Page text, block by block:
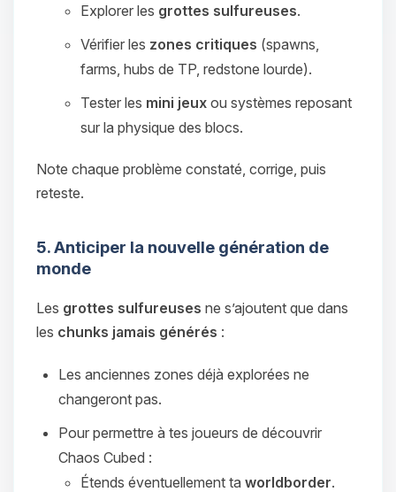
Explorer les grottes sulfureuses.
Vérifier les zones critiques (spawns,
farms, hubs de TP, redstone lourde).
Tester les mini jeux ou systèmes reposant
sur la physique des blocs.
Note chaque problème constaté, corrige, puis
reteste.
5. Anticiper la nouvelle génération de
monde
Les grottes sulfureuses ne s’ajoutent que dans
les chunks jamais générés :
Les anciennes zones déjà explorées ne
changeront pas.
Pour permettre à tes joueurs de découvrir
Chaos Cubed :
Étends éventuellement ta worldborder.